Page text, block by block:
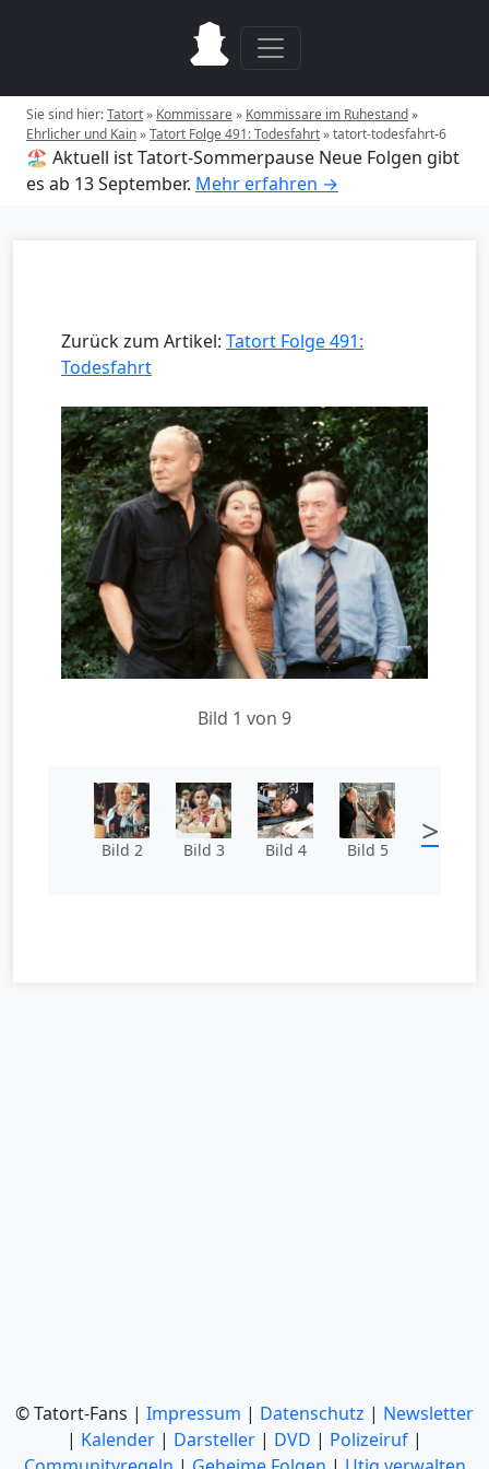
Sie sind hier:Tatort» Kommissare» Kommissare im Ruhestand»
Ehrlicher und Kain»Tatort Folge 491: Todesfahrt»tatort-todesfahrt-6
🏖️ Aktuell ist Tatort-Sommerpause Neue Folgen gibt
es ab 13 September. Mehr erfahren →
Zurück zum Artikel: Tatort Folge 491:
Todesfahrt
Bild 1 von 9
Bild 2 Bild 3 Bild 4 Bild 5 >
© Tatort-Fans | Impressum | Datenschutz | Newsletter
| Kalender | Darsteller | DVD | Polizeiruf |